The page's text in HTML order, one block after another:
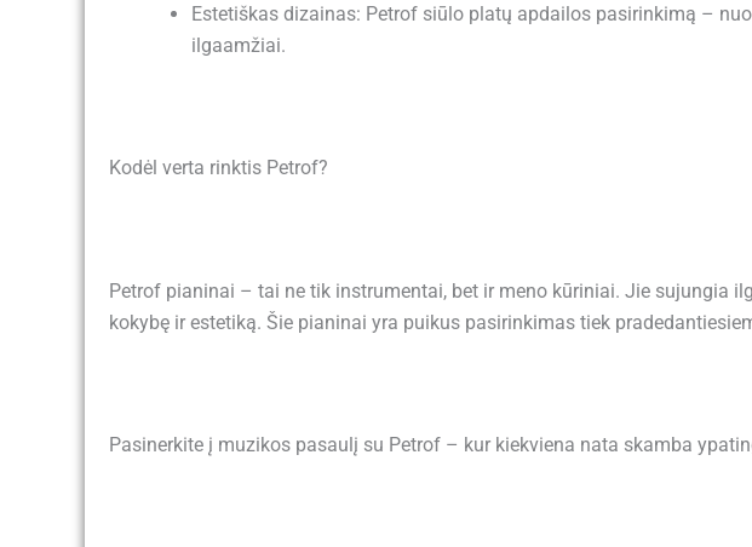
Estetiškas dizainas: Petrof siūlo platų apdailos pasirinkimą –
ilgaamžiai.
Kodėl verta rinktis Petrof?
Petrof pianinai – tai ne tik instrumentai, bet ir meno kūriniai. Jie sujungia
kokybę ir estetiką. Šie pianinai yra puikus pasirinkimas tiek
Pasinerkite į muzikos pasaulį su Petrof – kur kiekviena nata skamba